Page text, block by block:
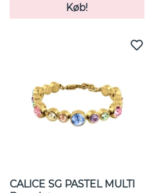
Køb!
CALICE SG PASTEL MULTI